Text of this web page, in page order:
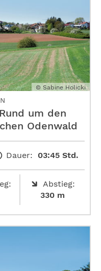
© Sabine Holicki
um den
Odenwald
Dauer: 03:45 Std.
Abstieg:
330 m